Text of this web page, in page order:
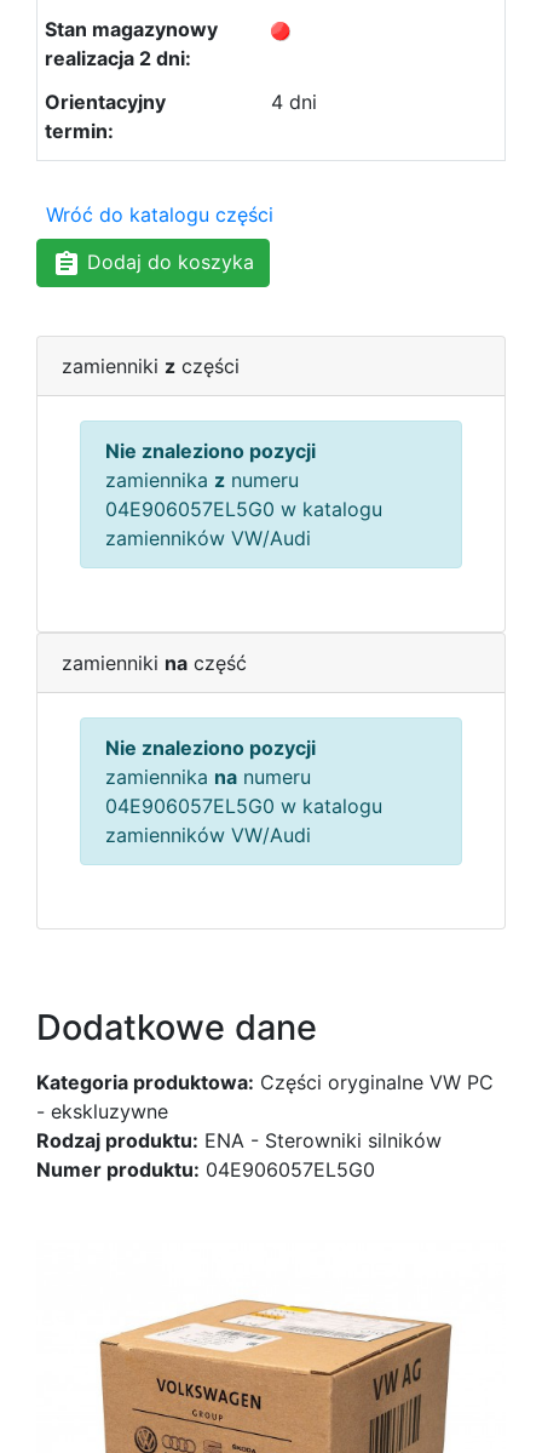
4 dni
Wróć do katalogu części
Dodaj do koszyka
zamienniki z części
Nie znaleziono pozycji
zamiennika z numeru
04E906057EL5G0 w katalogu
zamienników VW/Audi
zamienniki na część
Nie znaleziono pozycji
zamiennika na numeru
04E906057EL5G0 w katalogu
zamienników VW/Audi
Dodatkowe dane
Kategoria produktowa: Części oryginalne VW PC
- ekskluzywne
Rodzaj produktu: ENA - Sterowniki silników
Numer produktu: 04E906057EL5G0